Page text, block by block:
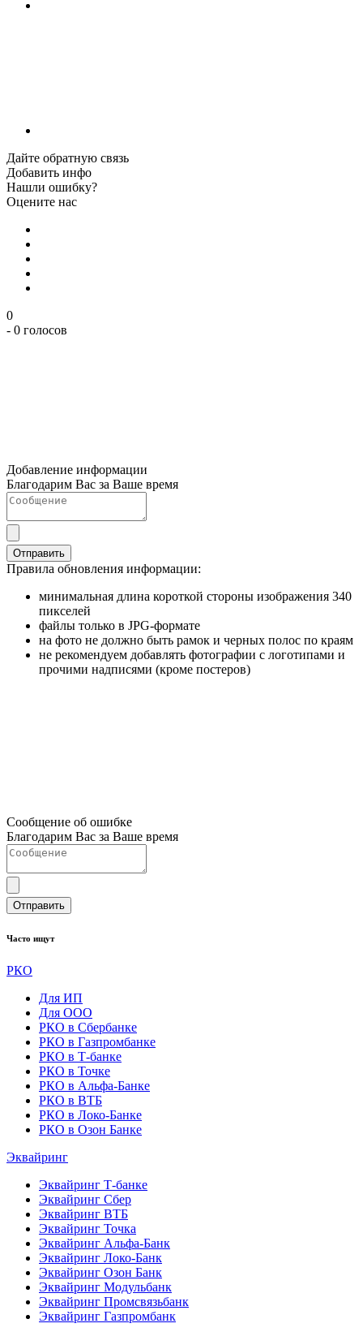
Дайте обратную связь
Добавить инфо
Нашли ошибку?
Оцените нас
0
- 0 голосов
Добавление информации
Благодарим Вас за Ваше время
Отправить
Правила обновления информации:
минимальная длина короткой стороны изображения 340
пикселей
файлы только в JPG-формате
на фото не должно быть рамок и черных полос по краям
не рекомендуем добавлять фотографии с логотипами и
прочими надписями (кроме постеров)
Сообщение об ошибке
Благодарим Вас за Ваше время
Отправить
Часто ищут
РКО
Для ИП
Для ООО
РКО в Сбербанке
РКО в Газпромбанке
РКО в Т-банке
РКО в Точке
РКО в Альфа-Банке
РКО в ВТБ
РКО в Локо-Банке
РКО в Озон Банке
Эквайринг
Эквайринг Т-банке
Эквайринг Сбер
Эквайринг ВТБ
Эквайринг Точка
Эквайринг Альфа-Банк
Эквайринг Локо-Банк
Эквайринг Озон Банк
Эквайринг Модульбанк
Эквайринг Промсвязьбанк
Эквайринг Газпромбанк